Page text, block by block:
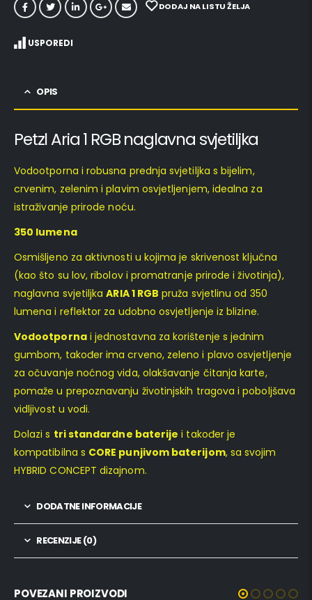
DODAJ NA LISTU ŽELJA
USPOREDI
OPIS
Petzl Aria 1 RGB naglavna svjetiljka
Vodootporna i robusna prednja svjetiljka s bijelim,
crvenim, zelenim i plavim osvjetljenjem, idealna za
istraživanje prirode noću.
350 lumena
Osmišljeno za aktivnosti u kojima je skrivenost ključna
(kao što su lov, ribolov i promatranje prirode i životinja),
naglavna svjetiljkaARIA 1 RGB pruža svjetlinu od 350
lumena i reflektor za udobno osvjetljenje iz blizine.
Vodootpornai jednostavna za korištenje s jednim
gumbom, također ima crveno, zeleno i plavo osvjetljenje
za očuvanje noćnog vida, olakšavanje čitanja karte,
pomaže u prepoznavanju životinjskih tragova i poboljšava
vidljivost u vodi.
Dolazi s tri standardne baterije i također je
kompatibilna s CORE punjivom baterijom, sa svojim
HYBRID CONCEPT dizajnom.
DODATNE INFORMACIJE
RECENZIJE (0)
POVEZANI PROIZVODI